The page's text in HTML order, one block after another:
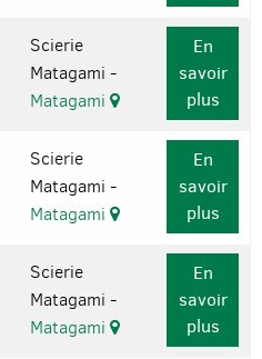
Scierie
Matagami -
Matagami
En
savoir
plus
Scierie
Matagami -
Matagami
En
savoir
plus
Scierie
Matagami -
Matagami
En
savoir
plus